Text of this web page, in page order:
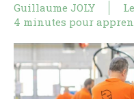
Guillaume JOLY Le
4 minutes pour